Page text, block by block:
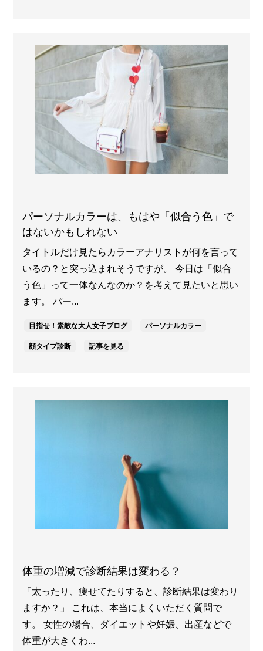
パーソナルカラーは、もはや「似合う色」で
はないかもしれない
タイトルだけ見たらカラーアナリストが何を言って
いるの？と突っ込まれそうですが。 今日は「似合
う色」って一体なんなのか？を考えて見たいと思い
ます。 パー...
目指せ！素敵な大人女子ブログ パーソナルカラー
顔タイプ診断 記事を見る
体重の増減で診断結果は変わる？
「太ったり、痩せてたりすると、診断結果は変わり
ますか？」 これは、本当によくいただく質問で
す。 女性の場合、ダイエットや妊娠、出産などで
体重が大きくわ...